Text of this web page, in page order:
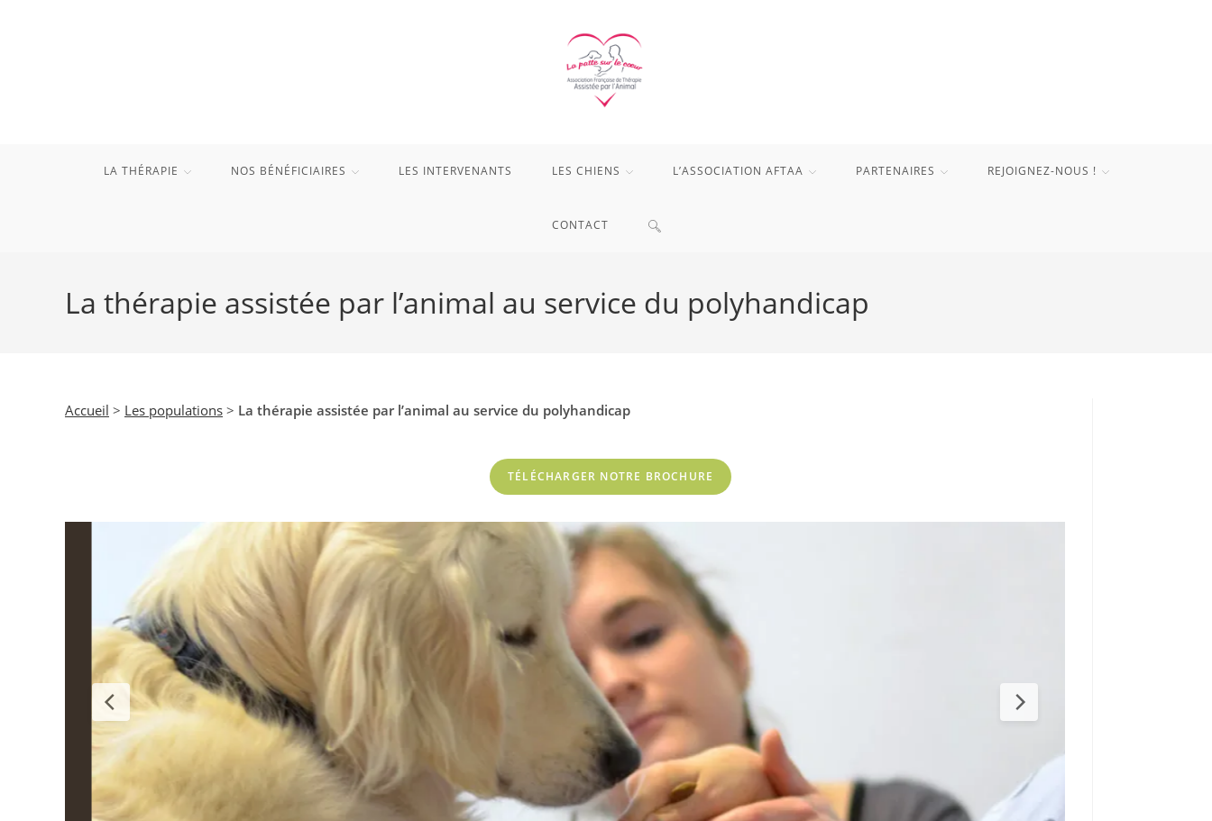
LA THÉRAPIE NOS BÉNÉFICIAIRES LES INTERVENANTS LES CHIENS L’ASSOCIATION AFTAA PARTENAIRES REJOIGNEZ-NOUS !
CONTACT TOGGLE
La thérapie assistée par l’animal au service du polyhandicap
Accueil > Les populations > La thérapie assistée par l’animal au service du polyhandicap
TÉLÉCHARGER NOTRE BROCHURE